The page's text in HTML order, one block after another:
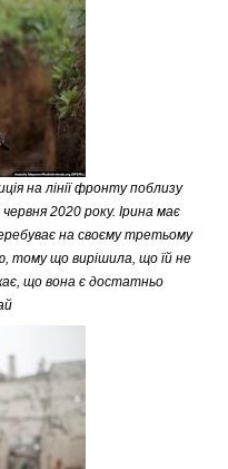
на лінії фронту поблизу
2020 року. Ірина має
на своєму третьому
тому що вирішила, що їй не
що вона є достатньо